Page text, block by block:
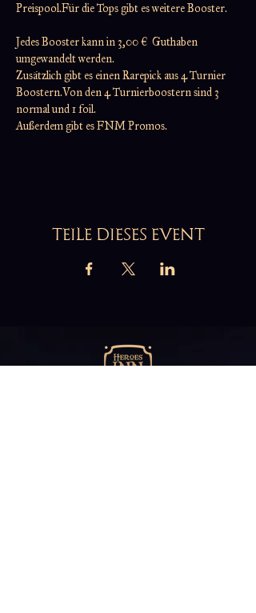
Preispool.Für die Tops gibt es weitere Booster.
Jedes Booster kann in 3,00 €  Guthaben
umgewandelt werden.
Zusätzlich gibt es einen Rarepick aus 4 Turnier
Boostern.Von den 4 Turnierboostern sind 3
normal und 1 foil.
Außerdem gibt es FNM Promos.
TEILE DIESES EVENT